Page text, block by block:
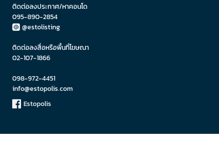
ติดต่อลงประกาศ/หาคอนโด
095-890-2854
@estolisting
ติดต่อลงสื่อหรือพื้นที่โฆษณา
02-107-1866
098-972-4451
info@estopolis.com
Estopolis